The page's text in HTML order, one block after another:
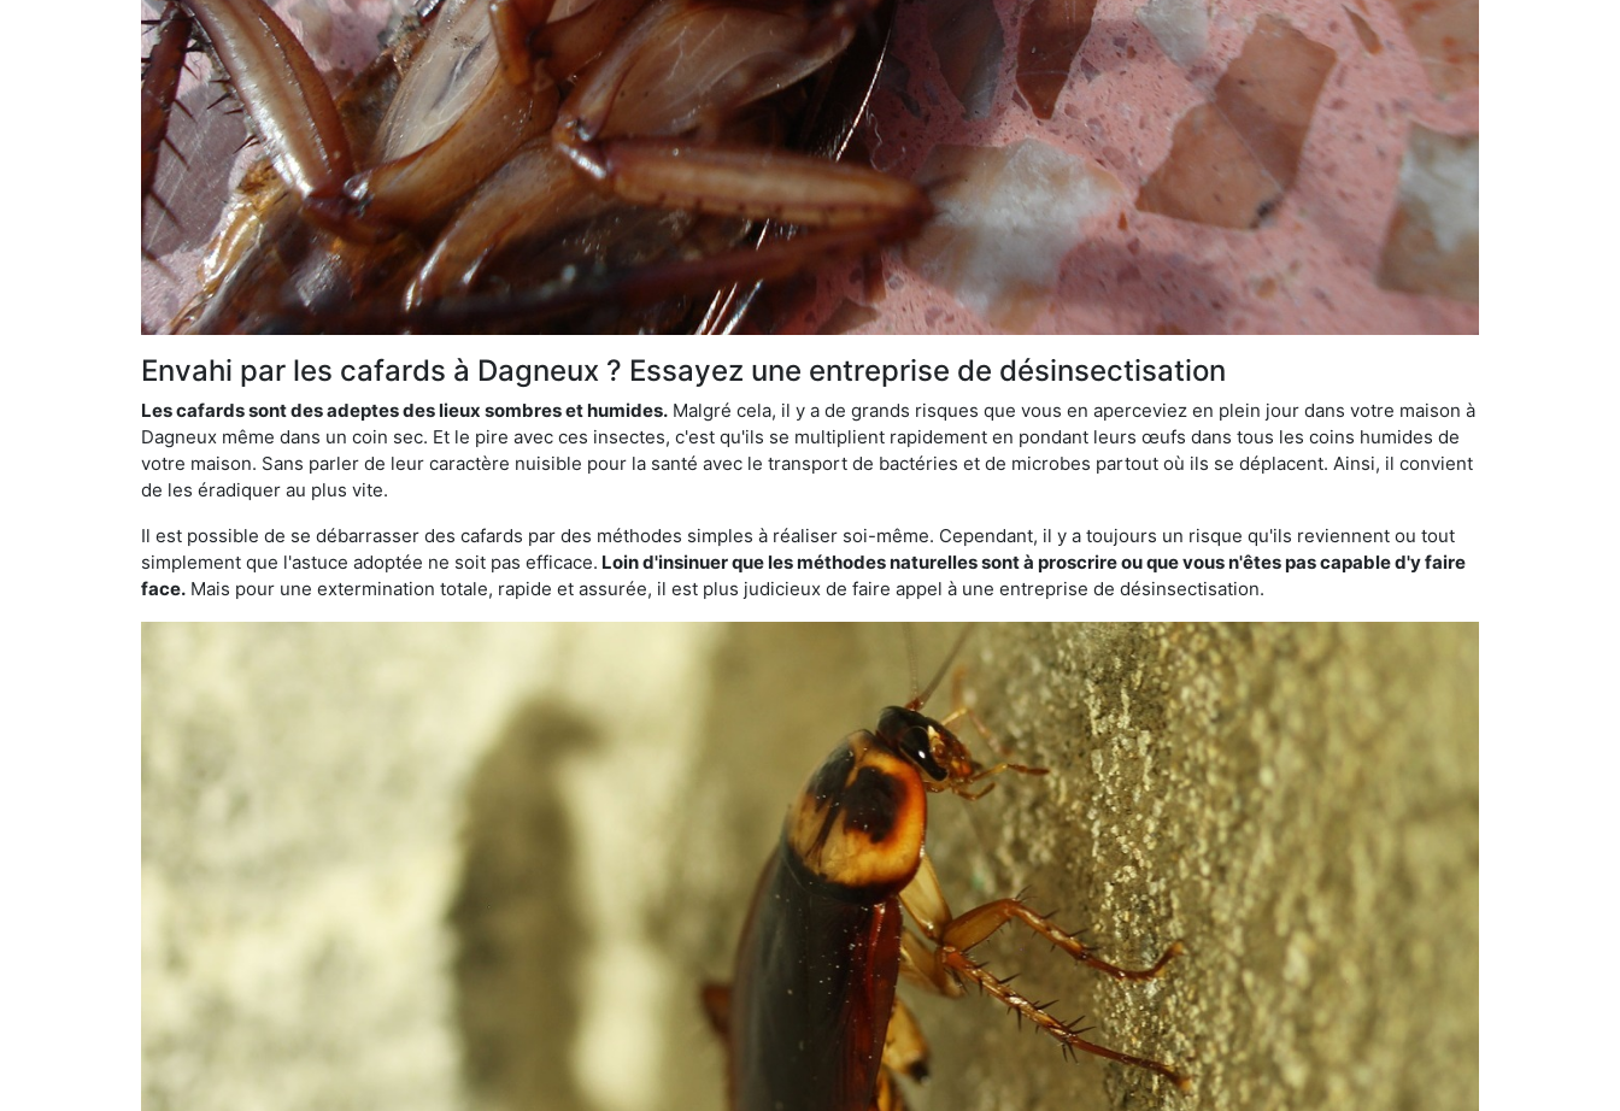
Envahi par les cafards à Dagneux ? Essayez une entreprise de désinsectisation
Les cafards sont des adeptes des lieux sombres et humides. Malgré cela, il y a de grands risques que vous en aperceviez en plein jour dans votre maison à
Dagneux même dans un coin sec. Et le pire avec ces insectes, c'est qu'ils se multiplient rapidement en pondant leurs œufs dans tous les coins humides de
votre maison. Sans parler de leur caractère nuisible pour la santé avec le transport de bactéries et de microbes partout où ils se déplacent. Ainsi, il convient
de les éradiquer au plus vite.
Il est possible de se débarrasser des cafards par des méthodes simples à réaliser soi-même. Cependant, il y a toujours un risque qu'ils reviennent ou tout
simplement que l'astuce adoptée ne soit pas efficace. Loin d'insinuer que les méthodes naturelles sont à proscrire ou que vous n'êtes pas capable d'y faire
face. Mais pour une extermination totale, rapide et assurée, il est plus judicieux de faire appel à une entreprise de désinsectisation.